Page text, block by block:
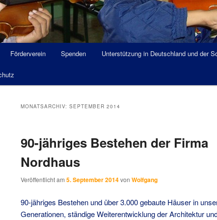
Förderverein Spenden Unterstützung in Deutschland und der
MONATSARCHIV: SEPTEMBER 2014
90-jähriges Bestehen der Firma
Nordhaus
Veröffentlicht am 5. September 2014von Wolfgang
90-jähriges Bestehen und über 3.000 gebaute Häuser in
Generationen, ständige Weiterentwicklung der Architektur